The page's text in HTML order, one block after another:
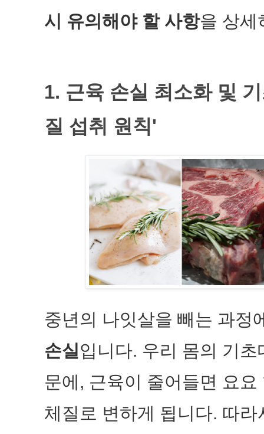
시 유의해야 할 사항을 상세
1. 근육 손실 최소화 및
질 섭취 원칙'
중년의 나잇살을 빼는 과
손실 입니다. 우리 몸의 기
문에, 근육이 줄어들면 요
체질로 변하게 됩니다. 따